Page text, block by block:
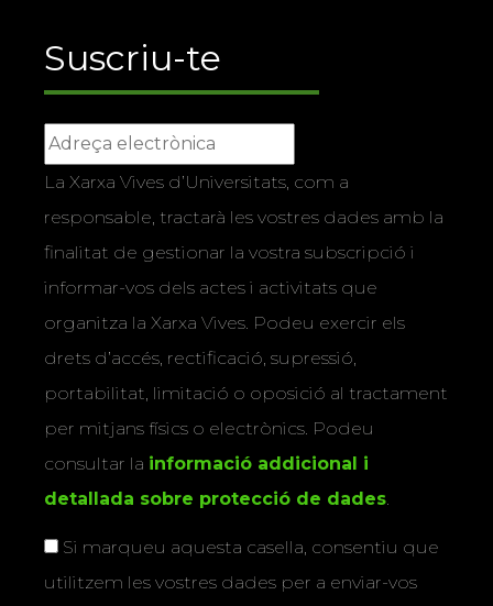
Suscriu-te
La Xarxa Vives d’Universitats, com a
responsable, tractarà les vostres dades amb la
finalitat de gestionar la vostra subscripció i
informar-vos dels actes i activitats que
organitza la Xarxa Vives. Podeu exercir els
drets d’accés, rectificació, supressió,
portabilitat, limitació o oposició al tractament
per mitjans físics o electrònics. Podeu
consultar la informació addicional i
detallada sobre protecció de dades.
Si marqueu aquesta casella, consentiu que
utilitzem les vostres dades per a enviar-vos